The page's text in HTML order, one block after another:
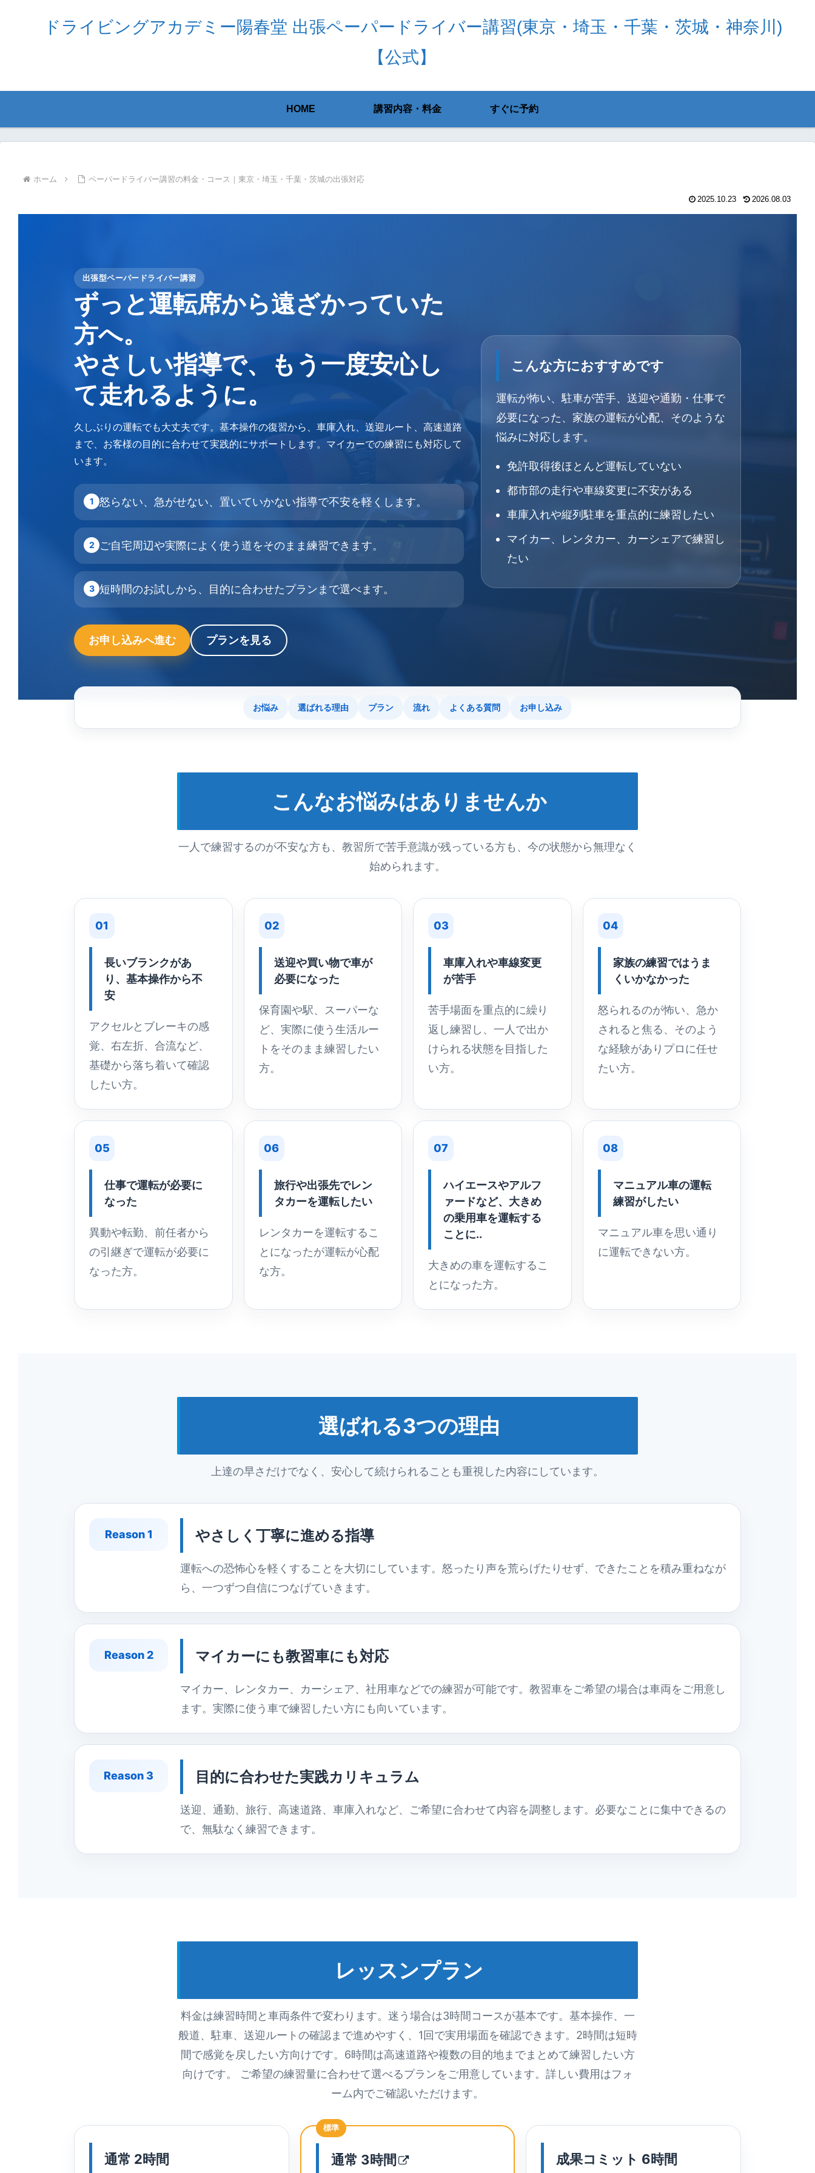
ドライビングアカデミー陽春堂 出張ペーパードライバー講習(東京・埼玉・千葉・茨城・神奈川)
【公式】
HOME 講習内容・料金 すぐに予約
ホーム ペーパードライバー講習の料金・コース｜東京・埼玉・千葉・茨城の出張対応
2025.10.23 2026.08.03
出張型ペーパードライバー講習
ずっと運転席から遠ざかっていた
方へ。
やさしい指導で、もう一度安心し
て走れるように。
久しぶりの運転でも大丈夫です。基本操作の復習から、車庫入れ、送迎ルート、高速道路
まで、お客様の目的に合わせて実践的にサポートします。マイカーでの練習にも対応して
います。
1 怒らない、急がせない、置いていかない指導で不安を軽くします。
2 ご自宅周辺や実際によく使う道をそのまま練習できます。
3 短時間のお試しから、目的に合わせたプランまで選べます。
お申し込みへ進む プランを見る
こんな方におすすめです
運転が怖い、駐車が苦手、送迎や通勤・仕事で
必要になった、家族の運転が心配、そのような
悩みに対応します。
免許取得後ほとんど運転していない
都市部の走行や車線変更に不安がある
車庫入れや縦列駐車を重点的に練習したい
マイカー、レンタカー、カーシェアで練習し
たい
お悩み 選ばれる理由 プラン 流れ よくある質問 お申し込み
こんなお悩みはありませんか
一人で練習するのが不安な方も、教習所で苦手意識が残っている方も、今の状態から無理なく
始められます。
01
長いブランクがあ
り、基本操作から不
安
アクセルとブレーキの感
覚、右左折、合流など、
基礎から落ち着いて確認
したい方。
02
送迎や買い物で車が
必要になった
保育園や駅、スーパーな
ど、実際に使う生活ルー
トをそのまま練習したい
方。
03
車庫入れや車線変更
が苦手
苦手場面を重点的に繰り
返し練習し、一人で出か
けられる状態を目指した
い方。
04
家族の練習ではうま
くいかなかった
怒られるのが怖い、急か
されると焦る、そのよう
な経験がありプロに任せ
たい方。
05
仕事で運転が必要に
なった
異動や転勤、前任者から
の引継ぎで運転が必要に
なった方。
06
旅行や出張先でレン
タカーを運転したい
レンタカーを運転するこ
とになったが運転が心配
な方。
07
ハイエースやアルフ
ァードなど、大きめ
の乗用車を運転する
ことに..
大きめの車を運転するこ
とになった方。
08
マニュアル車の運転
練習がしたい
マニュアル車を思い通り
に運転できない方。
選ばれる3つの理由
上達の早さだけでなく、安心して続けられることも重視した内容にしています。
Reason 1 やさしく丁寧に進める指導
運転への恐怖心を軽くすることを大切にしています。怒ったり声を荒らげたりせず、できたことを積み重ねなが
ら、一つずつ自信につなげていきます。
Reason 2 マイカーにも教習車にも対応
マイカー、レンタカー、カーシェア、社用車などでの練習が可能です。教習車をご希望の場合は車両をご用意し
ます。実際に使う車で練習したい方にも向いています。
Reason 3 目的に合わせた実践カリキュラム
送迎、通勤、旅行、高速道路、車庫入れなど、ご希望に合わせて内容を調整します。必要なことに集中できるの
で、無駄なく練習できます。
レッスンプラン
料金は練習時間と車両条件で変わります。迷う場合は3時間コースが基本です。基本操作、一
般道、駐車、送迎ルートの確認まで進めやすく、1回で実用場面を確認できます。2時間は短時
間で感覚を戻したい方向けです。6時間は高速道路や複数の目的地までまとめて練習したい方
向けです。 ご希望の練習量に合わせて選べるプランをご用意しています。詳しい費用はフォ
ーム内でご確認いただけます。
通常 2時間
標準
通常 3時間 成果コミット 6時間